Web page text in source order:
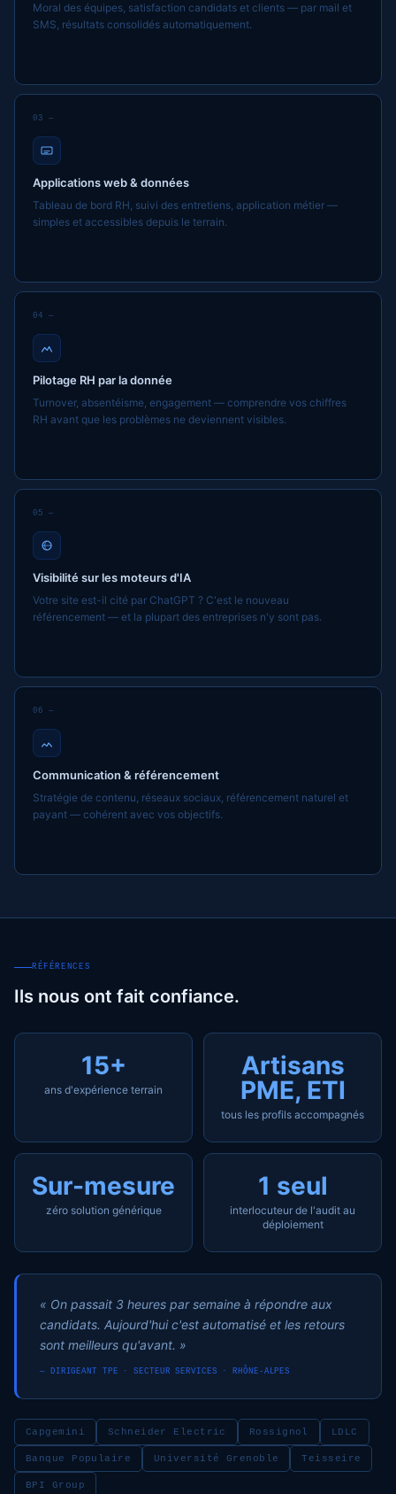
Moral des équipes, satisfaction candidats et clients — par mail et
SMS, résultats consolidés automatiquement.
03 —
Applications web & données
Tableau de bord RH, suivi des entretiens, application métier —
simples et accessibles depuis le terrain.
04 —
Pilotage RH par la donnée
Turnover, absentéisme, engagement — comprendre vos chiffres
RH avant que les problèmes ne deviennent visibles.
05 —
Visibilité sur les moteurs d'IA
Votre site est-il cité par ChatGPT ? C'est le nouveau
référencement — et la plupart des entreprises n'y sont pas.
06 —
Communication & référencement
Stratégie de contenu, réseaux sociaux, référencement naturel et
payant — cohérent avec vos objectifs.
RÉFÉRENCES
Ils nous ont fait confiance.
15+
ans d'expérience terrain
Artisans
PME, ETI
tous les profils accompagnés
Sur-mesure
zéro solution générique
1 seul
interlocuteur de l'audit au
déploiement
« On passait 3 heures par semaine à répondre aux
candidats. Aujourd'hui c'est automatisé et les retours
sont meilleurs qu'avant. »
— DIRIGEANT TPE · SECTEUR SERVICES · RHÔNE-ALPES
Capgemini Schneider Electric Rossignol LDLC
Banque Populaire Université Grenoble Teisseire
BPI Group